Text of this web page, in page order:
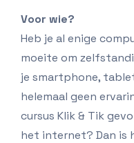
Voor wie?
Heb je al enige
moeite om
je smartphone,
helemaal geen
cursus Klik & Tik
het internet? Dan is